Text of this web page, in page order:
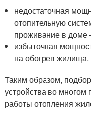
недостаточная
отопительную
проживание в
избыточная
на обогрев жилища.
Таким образом,
устройства во многом
работы отопления